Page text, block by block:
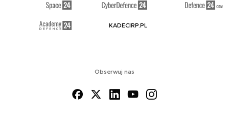
Obserwuj nas
KADECIRP.PL